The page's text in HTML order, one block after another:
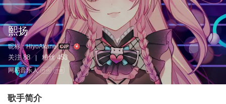
熙扬
昵称：HiyoAkane
关注 88 粉丝 453
网易音乐人 作词 作曲
歌手简介